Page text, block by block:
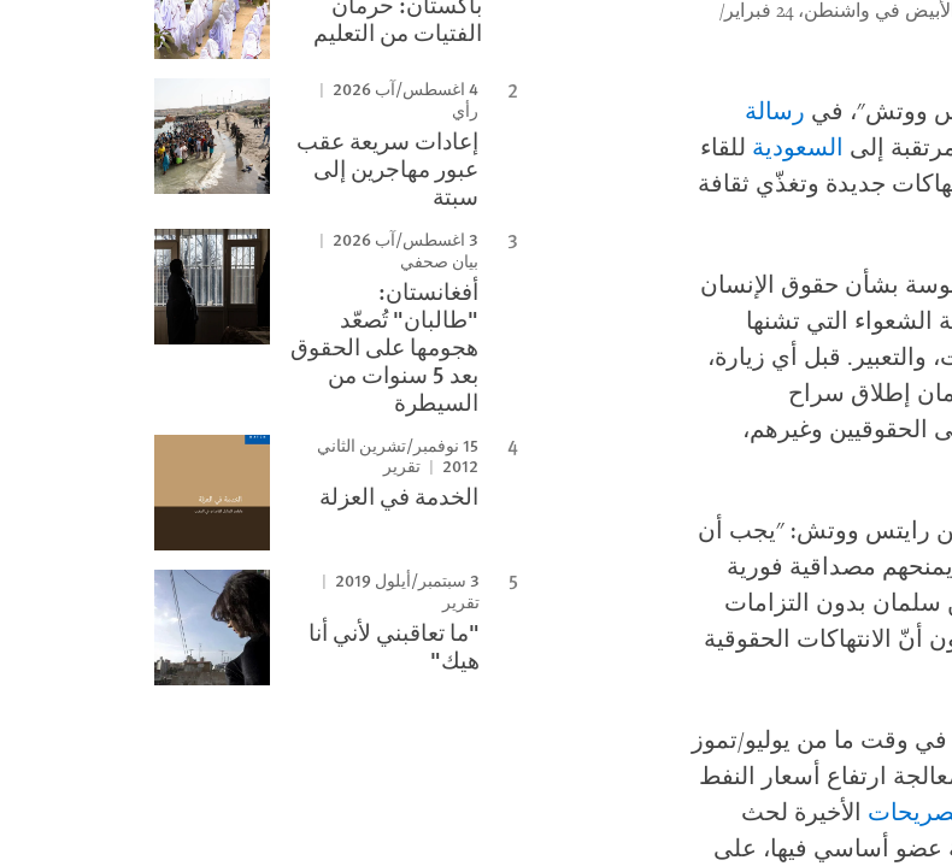
الرئيس الأمريكي جو بايدن يتحدث في "الغرفة الشرقية" في البيت الأبيض في واشنطن، 24 فبراير/
رسالة
إلى السعودية للقاء
جديدة وتغذّي ثقافة
بشأن حقوق الإنسان
التي تشنها
قبل أي زيارة،
إطلاق سراح
الحقوقيين وغيرهم،
رايتس ووتش: "يجب أن
مصداقية فورية
سلمان بدون التزامات
أنّ الانتهاكات الحقوقية
في وقت ما من يوليو/تموز
ارتفاع أسعار النفط
الأخيرة لحث
عضو أساسي فيها، على
الفتيات من التعليم
4 اغسطس/آب 2026
رأي
إعادات سريعة عقب
عبور مهاجرين إلى
سبتة
3 اغسطس/آب 2026
بيان صحفي
أفغانستان:
"طالبان" تُصعّد
هجومها على الحقوق
بعد 5 سنوات من
السيطرة
15 نوفمبر/تشرين الثاني
2012
تقرير
الخدمة في العزلة
3 سبتمبر/أيلول 2019
تقرير
"ما تعاقبني لأني أنا
هيك"